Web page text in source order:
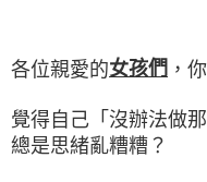
各位親愛的女孩們 ，
覺得自己「沒辦法做
總是思緒亂糟糟？